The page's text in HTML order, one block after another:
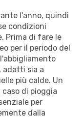
l'anno, quindi
condizioni
Prima di fare le
per il periodo del
adatti sia a
più calde. Un
di pioggia
per
dalla